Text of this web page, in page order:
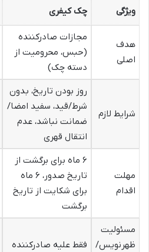
ویژگی چک کیفری
هدف
اصلی
مجازات صادرکننده
(حبس، محرومیت از
دسته چک)
شرایط لازم
روز بودن تاریخ، بدون
شرط/قید، سفید امضا/
ضمانت نباشد، عدم
انتقال قهری
مهلت
اقدام
۶ ماه برای برگشت از
تاریخ صدور، ۶ ماه
برای شکایت از تاریخ
برگشت
مسئولیت
ظهرنویس/
فقط علیه صادرکننده